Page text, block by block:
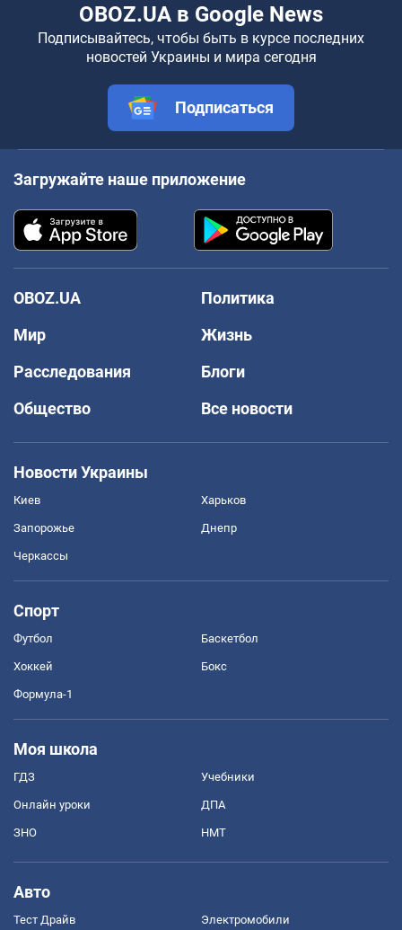
OBOZ.UA в Google News
Подписывайтесь, чтобы быть в курсе последних
новостей Украины и мира сегодня
Подписаться
Загружайте наше приложение
OBOZ.UA
Политика
Мир
Жизнь
Расследования
Блоги
Общество
Все новости
Новости Украины
Киев Харьков
Запорожье Днепр
Черкассы
Спорт
Футбол Баскетбол
Хоккей Бокс
Формула-1
Моя школа
ГДЗ Учебники
Онлайн уроки ДПА
ЗНО НМТ
Авто
Тест Драйв Электромобили